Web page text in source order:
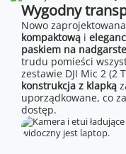
Wygodny
Nowo
kompaktową i
paskiem na
trudu pomieści
zestawie DJI Mic 2 (2
konstrukcja z klapką
uporządkowane, co
dostęp.